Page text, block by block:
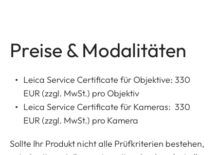
Preise & Modalitäten
Leica Service Certificate für Objektive: 330
EUR (zzgl. MwSt.) pro Objektiv
Leica Service Certificate für Kameras: 330
EUR (zzgl. MwSt.) pro Kamera
Sollte Ihr Produkt nicht alle Prüfkriterien bestehen,